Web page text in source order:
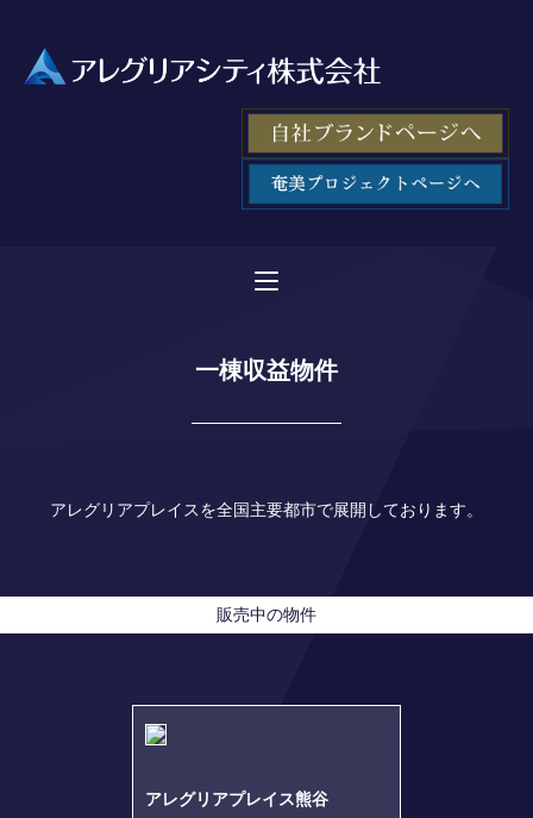
一棟収益物件
アレグリアプレイスを全国主要都市で展開しております。
販売中の物件
アレグリアプレイス熊谷